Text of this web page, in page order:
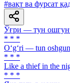
#вақт ва фурсат
Ўғри — тун
* * *
O‘g‘ri — tun
* * *
Like a thief in the
* * *